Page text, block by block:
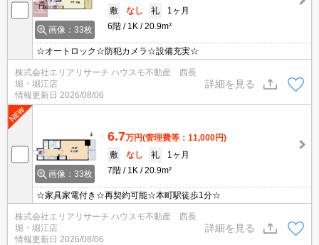
画像：33枚
敷
なし 礼
1ヶ月
6階
1K 20.9m²
☆オートロック☆防犯カメラ☆設備充実☆
株式会社エリアリサーチ ハウスモ不動産 西長
堀・堀江店
情報更新日 2026/08/06
詳細を見る
画像：33枚
6.7万円(管理費等：11,000円)
敷
なし 礼
1ヶ月
7階
1K 20.9m²
☆家具家電付き☆再契約可能☆本町駅徒歩1分☆
株式会社エリアリサーチ ハウスモ不動産 西長
堀・堀江店
情報更新日 2026/08/06
詳細を見る